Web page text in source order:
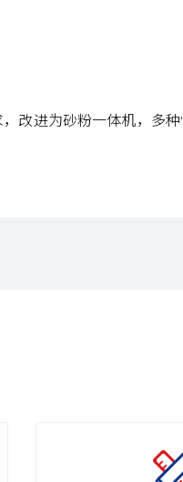
改进为砂粉一体机，多